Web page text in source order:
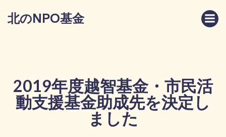
ス
キ
ッ
プ
北のNPO基金
2019年度越智基金・市民活
動支援基金助成先を決定し
ました